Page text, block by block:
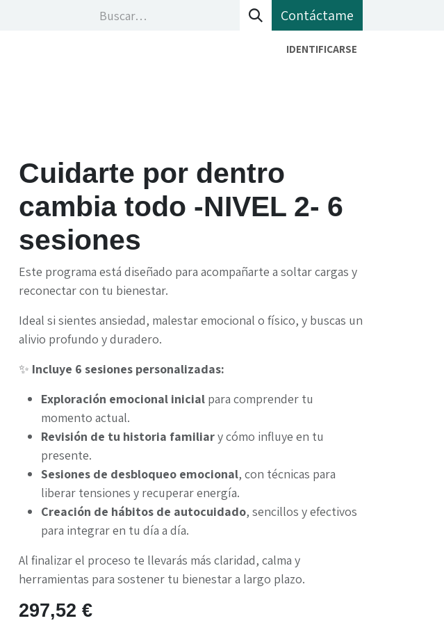
Contáctame
IDENTIFICARSE
Cuidarte por dentro
cambia todo -NIVEL 2​- 6
sesiones
Este programa está diseñado para acompañarte a soltar cargas y
reconectar con tu bienestar.
Ideal si sientes ansiedad, malestar emocional o físico, y buscas un
alivio profundo y duradero.
✨ Incluye 6 sesiones personalizadas:
Exploración emocional inicial para comprender tu
momento actual.
Revisión de tu historia familiary cómo influye en tu
presente.
Sesiones de desbloqueo emocional, con técnicas para
liberar tensiones y recuperar energía.
Creación de hábitos de autocuidado, sencillos y efectivos
para integrar en tu día a día.
Al finalizar el proceso te llevarás más claridad, calma y
herramientas para sostener tu bienestar a largo plazo.
297,52 €